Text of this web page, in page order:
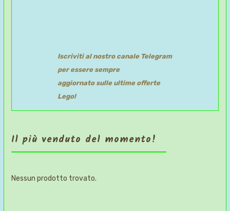
Iscriviti al nostro canale Telegram
per essere sempre
aggiornato sulle ultime offerte
Lego!
Il più venduto del momento!
Nessun prodotto trovato.